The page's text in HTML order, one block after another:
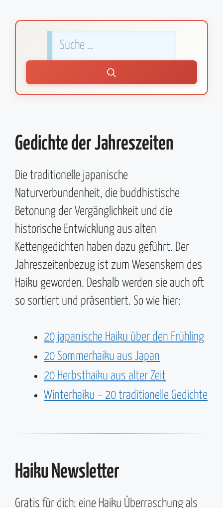
Interne
Gedichte der Jahreszeiten
Die traditionelle japanische
Naturverbundenheit, die buddhistische
Betonung der Vergänglichkeit und die
historische Entwicklung aus alten
Kettengedichten haben dazu geführt. Der
Jahreszeitenbezug ist zum Wesenskern des
Haiku geworden. Deshalb werden sie auch oft
so sortiert und präsentiert. So wie hier:
20 japanische Haiku über den Frühling
20 Sommerhaiku aus Japan
20 Herbsthaiku aus alter Zeit
Winterhaiku – 20 traditionelle Gedichte
Haiku Newsletter
Gratis für dich: eine Haiku Überraschung als